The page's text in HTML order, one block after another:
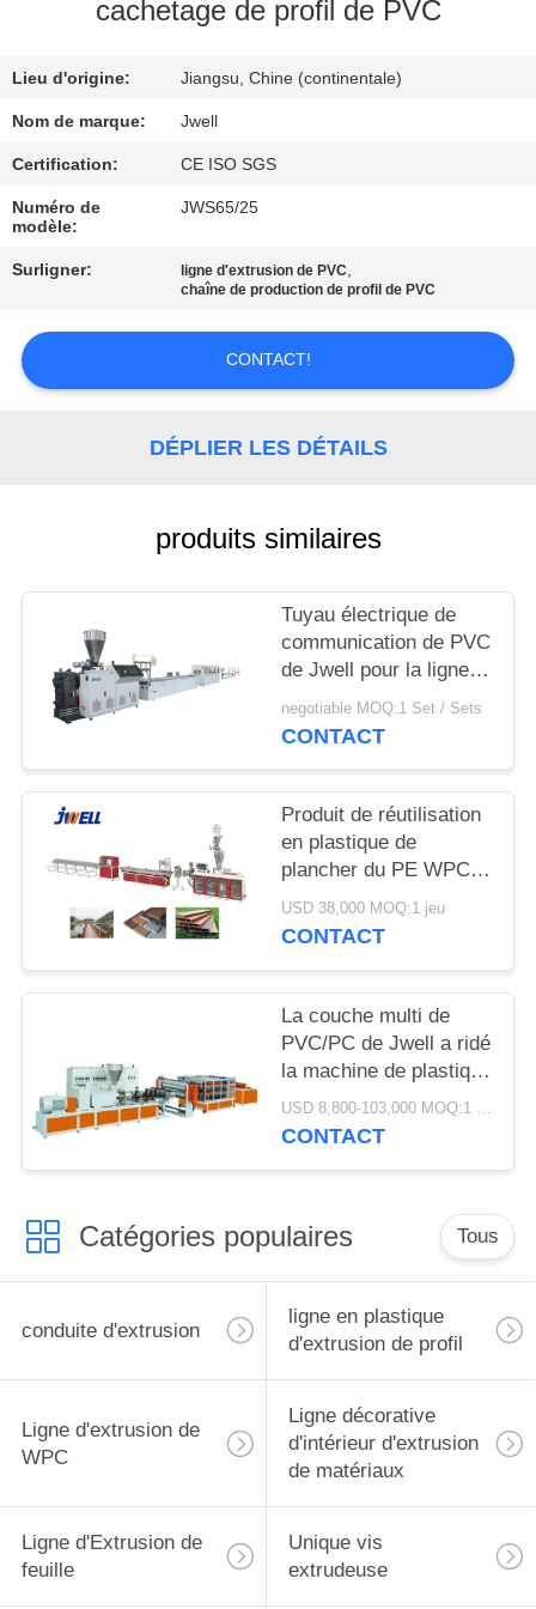
DE
QUALITÉ
CONTACTEZ-
NOUS
UNE
CITATION
PRIVACY
POLICY
cachetage de profil de PVC
Lieu d'origine: Jiangsu, Chine (continentale)
Nom de marque: Jwell
Certification: CE ISO SGS
Numéro de
modèle:
JWS65/25
Surligner: ligne d'extrusion de PVC,
chaîne de production de profil de PVC
CONTACT!
DÉPLIER LES DÉTAILS
produits similaires
Tuyau électrique de
communication de PVC
de Jwell pour la ligne
en plastique d'extrusion
de machine de
negotiable MOQ:1 Set / Sets
CONTACT
Produit de réutilisation
en plastique de
plancher du PE WPC
de Jwell beaucoup de
fois utilisant la machine
USD 38,000 MOQ:1 jeu
CONTACT
La couche multi de
PVC/PC de Jwell a ridé
la machine de plastique
d'isolation thermique de
tuile de toit
USD 8,800-103,000 MOQ:1 jeu
CONTACT
Catégories populaires Tous
conduite d'extrusion
ligne en plastique
d'extrusion de profil
Ligne d'extrusion de
WPC
Ligne décorative
d'intérieur d'extrusion
de matériaux
Ligne d'Extrusion de
feuille
Unique vis
extrudeuse